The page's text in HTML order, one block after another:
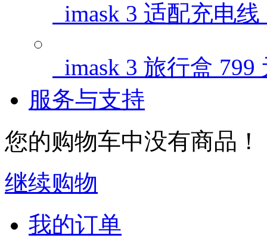
imask 3 适配充电线
imask 3 旅行盒 799
服务与支持
您的购物车中没有商品！
继续购物
我的订单